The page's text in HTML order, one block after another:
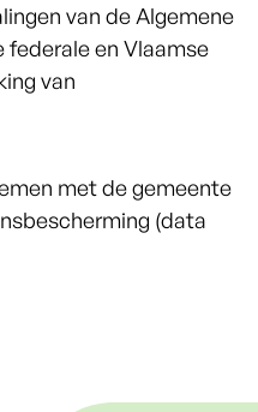
van de Algemene
federale en Vlaamse
van
met de gemeente
(data